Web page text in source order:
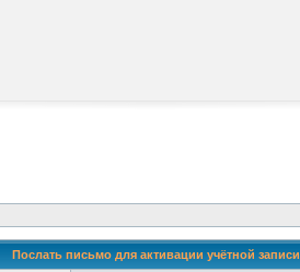
Послать письмо для активации учётной записи